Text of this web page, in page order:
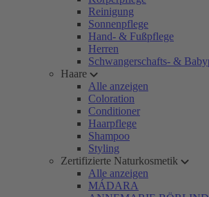
Reinigung
Sonnenpflege
Hand- & Fußpflege
Herren
Schwangerschafts- &
Haare
Alle anzeigen
Coloration
Conditioner
Haarpflege
Shampoo
Styling
Zertifizierte Naturkosmetik
Alle anzeigen
MÁDARA